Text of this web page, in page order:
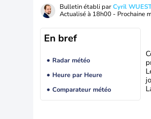
Bulletin établi parCyril
Actualisé à 18h00 - Prochaine
En bref
Radar météo
Heure par Heure
Comparateur météo